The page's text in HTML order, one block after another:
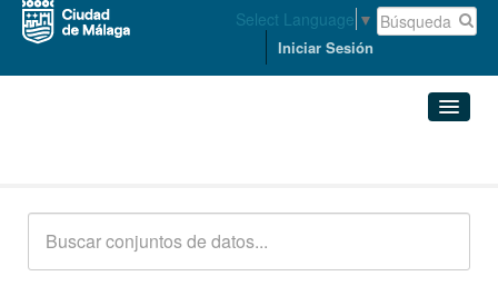
Select Language ▼
Iniciar Sesión